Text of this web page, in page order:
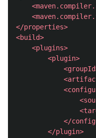
</properties>
<build>
<plugins>
<plugin>
</
</plugin>